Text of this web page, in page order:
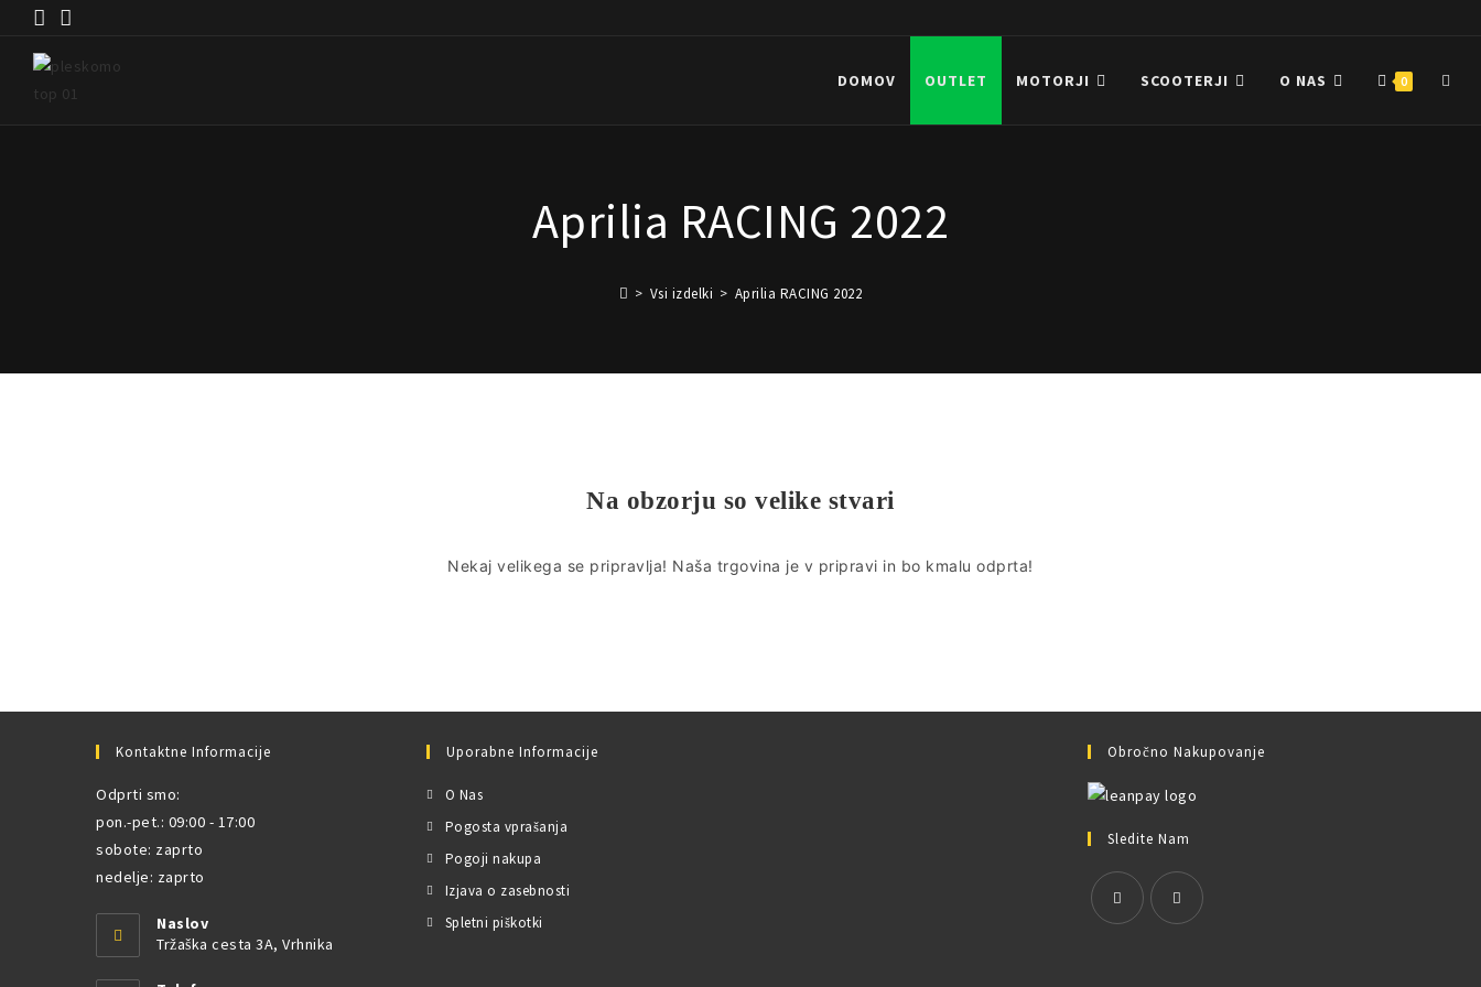
DOMOV OUTLET MOTORJI SCOOTERJI O NAS 0
Aprilia RACING 2022
> Vsi izdelki > Aprilia RACING 2022
Na obzorju so velike stvari
Nekaj ​​velikega se pripravlja! Naša trgovina je v pripravi in ​​bo kmalu odprta!
Kontaktne Informacije
Odprti smo:
pon.-pet.: 09:00 - 17:00
sobote: zaprto
nedelje: zaprto
Naslov
Tržaška cesta 3A, Vrhnika
Uporabne Informacije
O Nas
Pogosta vprašanja
Pogoji nakupa
Izjava o zasebnosti
Spletni piškotki
Obročno Nakupovanje
Sledite Nam